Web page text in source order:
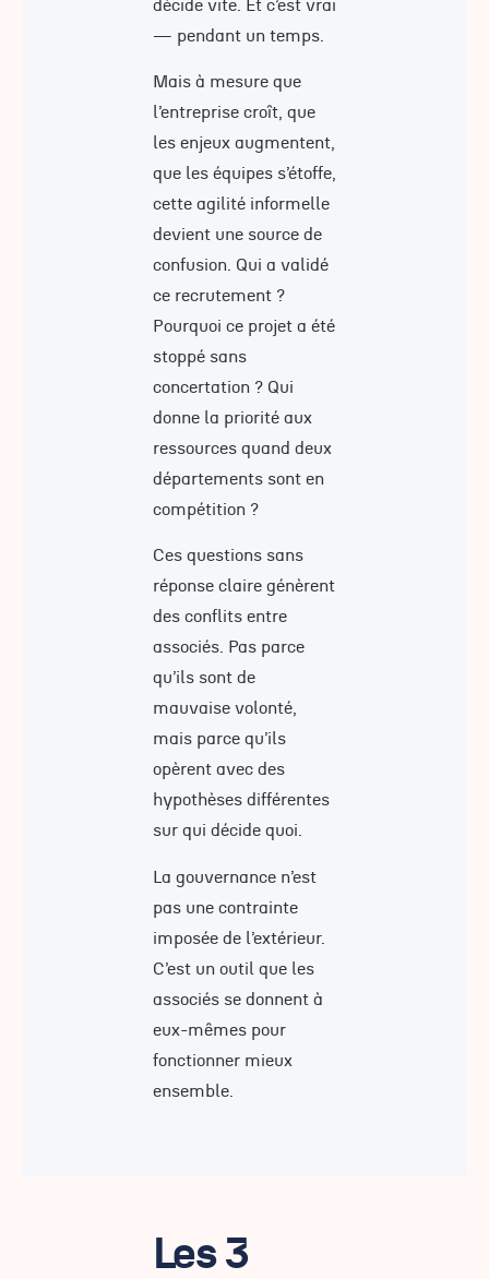
décide vite. Et c’est vrai
— pendant un temps.
Mais à mesure que
l’entreprise croît, que
les enjeux augmentent,
que les équipes s’étoffe,
cette agilité informelle
devient une source de
confusion. Qui a validé
ce recrutement ?
Pourquoi ce projet a été
stoppé sans
concertation ? Qui
donne la priorité aux
ressources quand deux
départements sont en
compétition ?
Ces questions sans
réponse claire génèrent
des conflits entre
associés. Pas parce
qu’ils sont de
mauvaise volonté,
mais parce qu’ils
opèrent avec des
hypothèses différentes
sur qui décide quoi.
La gouvernance n’est
pas une contrainte
imposée de l’extérieur.
C’est un outil que les
associés se donnent à
eux-mêmes pour
fonctionner mieux
ensemble.
Les 3